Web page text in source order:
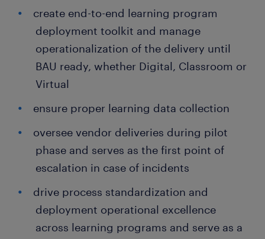
create end-to-end learning program
deployment toolkit and manage
operationalization of the delivery until
BAU ready, whether Digital, Classroom or
Virtual
ensure proper learning data collection
oversee vendor deliveries during pilot
phase and serves as the first point of
escalation in case of incidents
drive process standardization and
deployment operational excellence
across learning programs and serve as a